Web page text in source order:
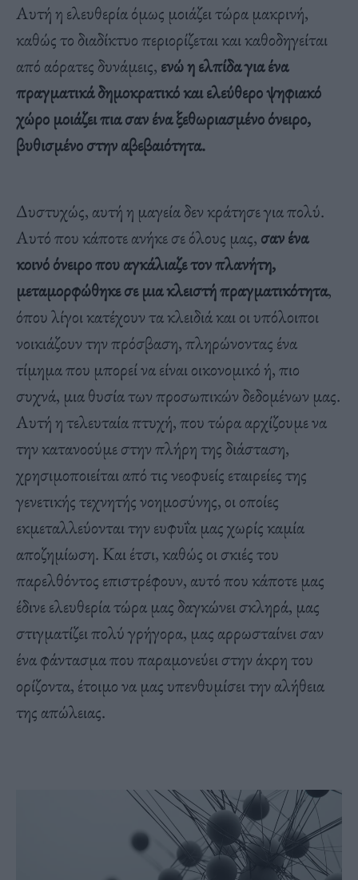
Αυτή η ελευθερία όμως μοιάζει τώρα μακρινή,
καθώς το διαδίκτυο περιορίζεται και καθοδηγείται
από αόρατες δυνάμεις, ενώ η ελπίδα για ένα
πραγματικά δημοκρατικό και ελεύθερο ψηφιακό
χώρο μοιάζει πια σαν ένα ξεθωριασμένο όνειρο,
βυθισμένο στην αβεβαιότητα.
Δυστυχώς, αυτή η μαγεία δεν κράτησε για πολύ.
Αυτό που κάποτε ανήκε σε όλους μας, σαν ένα
κοινό όνειρο που αγκάλιαζε τον πλανήτη,
μεταμορφώθηκε σε μια κλειστή πραγματικότητα,
όπου λίγοι κατέχουν τα κλειδιά και οι υπόλοιποι
νοικιάζουν την πρόσβαση, πληρώνοντας ένα
τίμημα που μπορεί να είναι οικονομικό ή, πιο
συχνά, μια θυσία των προσωπικών δεδομένων μας.
Αυτή η τελευταία πτυχή, που τώρα αρχίζουμε να
την κατανοούμε στην πλήρη της διάσταση,
χρησιμοποιείται από τις νεοφυείς εταιρείες της
γενετικής τεχνητής νοημοσύνης, οι οποίες
εκμεταλλεύονται την ευφυΐα μας χωρίς καμία
αποζημίωση. Και έτσι, καθώς οι σκιές του
παρελθόντος επιστρέφουν, αυτό που κάποτε μας
έδινε ελευθερία τώρα μας δαγκώνει σκληρά, μας
στιγματίζει πολύ γρήγορα, μας αρρωσταίνει σαν
ένα φάντασμα που παραμονεύει στην άκρη του
ορίζοντα, έτοιμο να μας υπενθυμίσει την αλήθεια
της απώλειας.